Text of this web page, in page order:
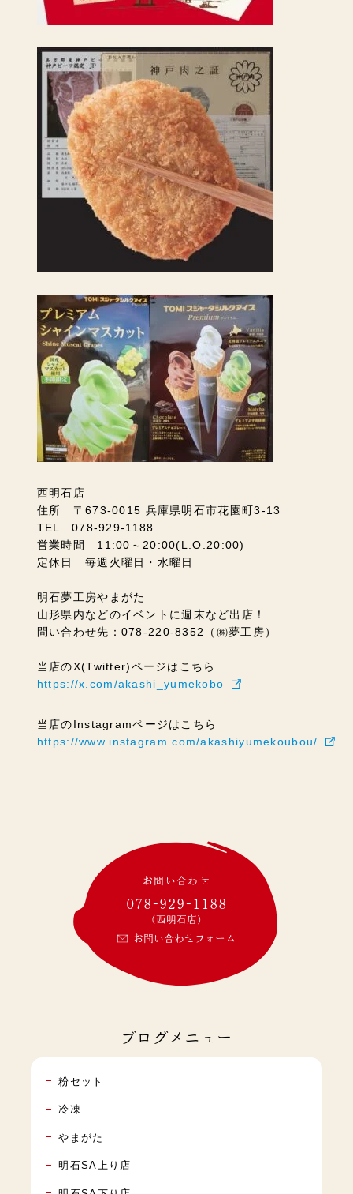
西明石店
住所 〒673-0015 兵庫県明石市花園町3-13
TEL 078-929-1188
営業時間 11:00～20:00(L.O.20:00)
定休日 毎週火曜日・水曜日
明石夢工房やまがた
山形県内などのイベントに週末など出店！
問い合わせ先：078-220-8352（㈱夢工房）
当店のX(Twitter)ページはこちら
https://x.com/akashi_yumekobo
当店のInstagramページはこちら
https://www.instagram.com/akashiyumekoubou/
お問い合わせ
078-929-1188
(西明石店)
お問い合わせフォーム
ブログメニュー
粉セット
冷凍
やまがた
明石SA上り店